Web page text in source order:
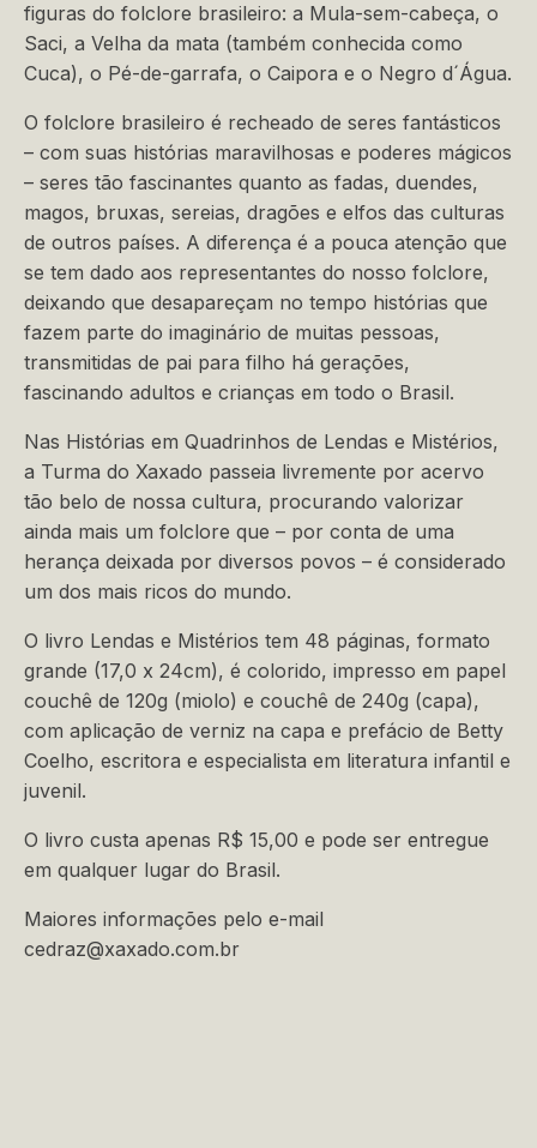
figuras do folclore brasileiro: a Mula-sem-cabeça, o
Saci, a Velha da mata (também conhecida como
Cuca), o Pé-de-garrafa, o Caipora e o Negro d´Água.
O folclore brasileiro é recheado de seres fantásticos
– com suas histórias maravilhosas e poderes mágicos
– seres tão fascinantes quanto as fadas, duendes,
magos, bruxas, sereias, dragões e elfos das culturas
de outros países. A diferença é a pouca atenção que
se tem dado aos representantes do nosso folclore,
deixando que desapareçam no tempo histórias que
fazem parte do imaginário de muitas pessoas,
transmitidas de pai para filho há gerações,
fascinando adultos e crianças em todo o Brasil.
Nas Histórias em Quadrinhos de Lendas e Mistérios,
a Turma do Xaxado passeia livremente por acervo
tão belo de nossa cultura, procurando valorizar
ainda mais um folclore que – por conta de uma
herança deixada por diversos povos – é considerado
um dos mais ricos do mundo.
O livro Lendas e Mistérios tem 48 páginas, formato
grande (17,0 x 24cm), é colorido, impresso em papel
couchê de 120g (miolo) e couchê de 240g (capa),
com aplicação de verniz na capa e prefácio de Betty
Coelho, escritora e especialista em literatura infantil e
juvenil.
O livro custa apenas R$ 15,00 e pode ser entregue
em qualquer lugar do Brasil.
Maiores informações pelo e-mail
cedraz@xaxado.com.br